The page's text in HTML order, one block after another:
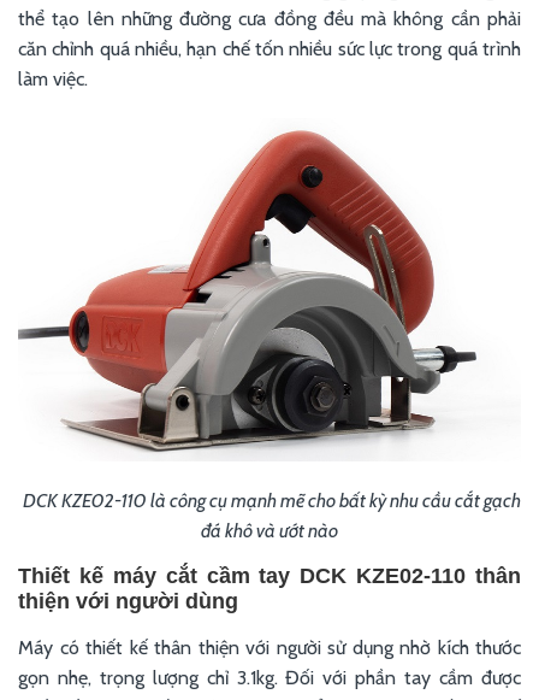
thể tạo lên những đường cưa đồng đều mà không cần phải
căn chỉnh quá nhiều, hạn chế tốn nhiều sức lực trong quá trình
làm việc.
DCK KZE02-110 là công cụ mạnh mẽ cho bất kỳ nhu cầu cắt gạch
đá khô và ướt nào
Thiết kế máy cắt cầm tay DCK KZE02-110 thân
thiện với người dùng
Máy có thiết kế thân thiện với người sử dụng nhờ kích thước
gọn nhẹ, trọng lượng chỉ 3.1kg. Đối với phần tay cầm được